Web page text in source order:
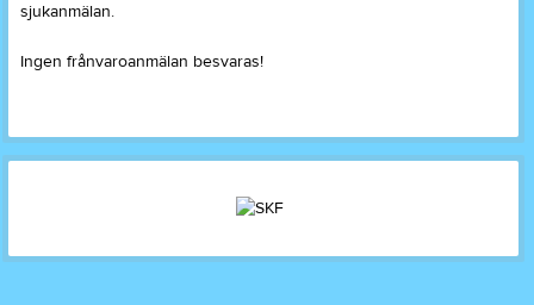
sjukanmälan.
Ingen frånvaroanmälan besvaras!